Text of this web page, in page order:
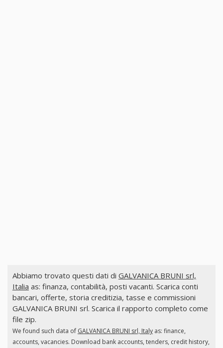
Abbiamo trovato questi dati di GALVANICA BRUNI srl,
Italia as: finanza, contabilità, posti vacanti. Scarica conti
bancari, offerte, storia creditizia, tasse e commissioni
GALVANICA BRUNI srl. Scarica il rapporto completo come
file zip.
We found such data of GALVANICA BRUNI srl, Italyas: finance,
accounts, vacancies. Download bank accounts, tenders, credit history,